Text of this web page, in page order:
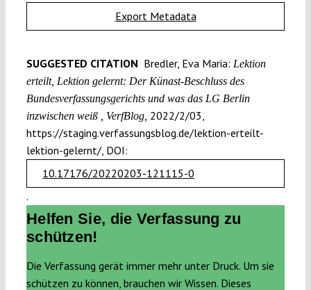
Export Metadata
SUGGESTED CITATION Bredler, Eva Maria: Lektion
erteilt, Lektion gelernt: Der Künast-Beschluss des
Bundesverfassungsgerichts und was das LG Berlin
inzwischen weiß , VerfBlog, 2022/2/03,
https://staging.verfassungsblog.de/lektion-erteilt-
lektion-gelernt/, DOI:
10.17176/20220203-121115-0
.
Helfen Sie, die Verfassung zu
schützen!
Die Verfassung gerät immer mehr unter Druck. Um sie
schützen zu können, brauchen wir Wissen. Dieses